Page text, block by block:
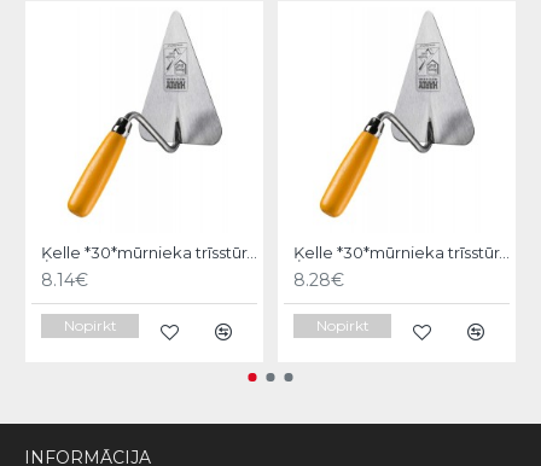
Ķelle *30*mūrnieka trīsstūra 18cm, Hardy
8.14€
Nopirkt
Ķelle *30*mūrnieka trīsstūra 20cm, Hardy
8.28€
Nopirkt
INFORMĀCIJA